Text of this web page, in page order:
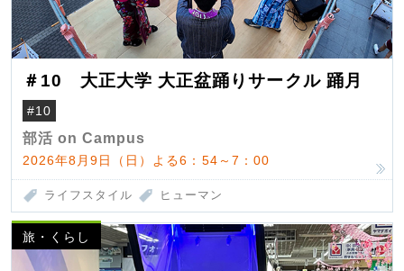
＃10 大正大学 大正盆踊りサークル 踊月
#10
部活 on Campus
2026年8月9日（日）よる6：54～7：00
ライフスタイル ヒューマン
旅・くらし